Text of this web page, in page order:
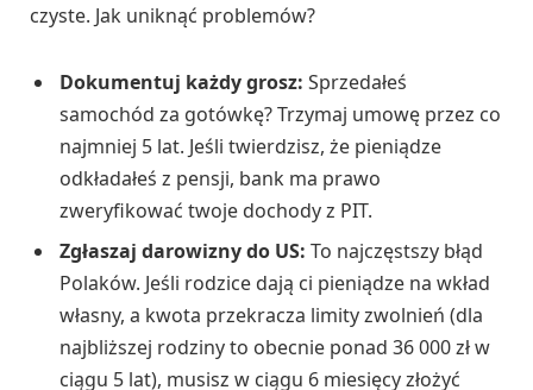
czyste. Jak uniknąć problemów?
Dokumentuj każdy grosz: Sprzedałeś
samochód za gotówkę? Trzymaj umowę przez co
najmniej 5 lat. Jeśli twierdzisz, że pieniądze
odkładałeś z pensji, bank ma prawo
zweryfikować twoje dochody z PIT.
Zgłaszaj darowizny do US: To najczęstszy błąd
Polaków. Jeśli rodzice dają ci pieniądze na wkład
własny, a kwota przekracza limity zwolnień (dla
najbliższej rodziny to obecnie ponad 36 000 zł w
ciągu 5 lat), musisz w ciągu 6 miesięcy złożyć